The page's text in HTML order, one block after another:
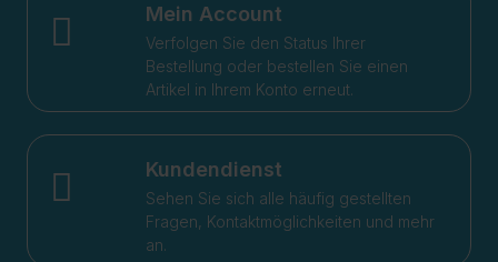
Mein Account
Verfolgen Sie den Status Ihrer
Bestellung oder bestellen Sie einen
Artikel in Ihrem Konto erneut.
Kundendienst
Sehen Sie sich alle häufig gestellten
Fragen, Kontaktmöglichkeiten und mehr
an.